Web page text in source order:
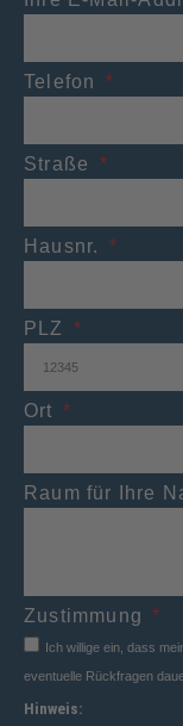
Telefon
Straße
Hausnr.
PLZ
Ort
Raum für Ihre
Zustimmung
Ich willige ein, dass
eventuelle Rückfragen
Hinweis: